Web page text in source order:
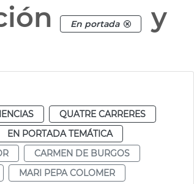
En portada
y
QUATRE CARRERES
EN PORTADA TEMÁTICA
CARMEN DE BURGOS
MARI PEPA COLOMER